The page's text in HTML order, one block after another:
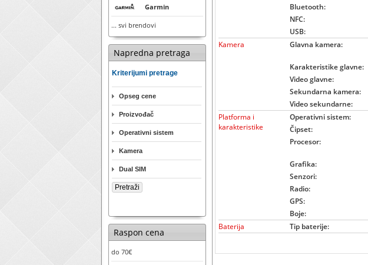
Garmin
... svi brendovi
Napredna pretraga
Kriterijumi pretrage
Opseg cene
Proizvođač
Operativni sistem
Kamera
Dual SIM
Raspon cena
do 70€
Bluetooth:
NFC:
USB:
Kamera
Glavna kamera:
Karakteristike glavne:
Video glavne:
Sekundarna kamera:
Video sekundarne:
Platforma i
karakteristike
Operativni sistem:
Čipset:
Procesor:
Grafika:
Senzori:
Radio:
GPS:
Boje:
Baterija
Tip baterije: